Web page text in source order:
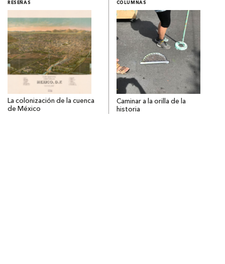
RESEÑAS
La colonización de la cuenca
de México
COLUMNAS
Caminar a la orilla de la
historia